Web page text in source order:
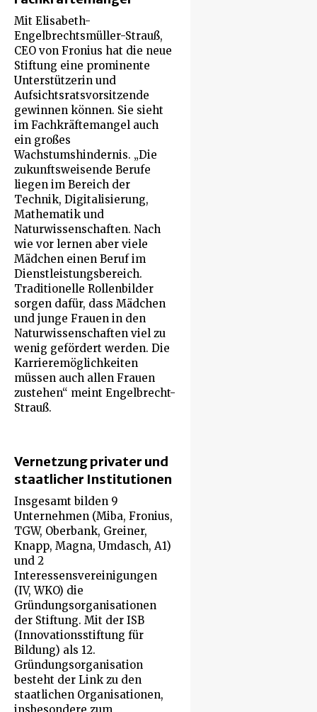
Mit Elisabeth-
Engelbrechtsmüller-Strauß,
CEO von Fronius hat die neue
Stiftung eine prominente
Unterstützerin und
Aufsichtsratsvorsitzende
gewinnen können. Sie sieht
im Fachkräftemangel auch
ein großes
Wachstumshindernis. „Die
zukunftsweisende Berufe
liegen im Bereich der
Technik, Digitalisierung,
Mathematik und
Naturwissenschaften. Nach
wie vor lernen aber viele
Mädchen einen Beruf im
Dienstleistungsbereich.
Traditionelle Rollenbilder
sorgen dafür, dass Mädchen
und junge Frauen in den
Naturwissenschaften viel zu
wenig gefördert werden. Die
Karrieremöglichkeiten
müssen auch allen Frauen
zustehen“ meint Engelbrecht-
Strauß.
Vernetzung privater und
staatlicher Institutionen
Insgesamt bilden 9
Unternehmen (Miba, Fronius,
TGW, Oberbank, Greiner,
Knapp, Magna, Umdasch, A1)
und 2
Interessensvereinigungen
(IV, WKO) die
Gründungsorganisationen
der Stiftung. Mit der ISB
(Innovationsstiftung für
Bildung) als 12.
Gründungsorganisation
besteht der Link zu den
staatlichen Organisationen,